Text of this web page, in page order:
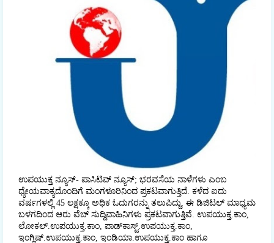
ಉಪಯುಕ್ತ ನ್ಯೂಸ್- ಪಾಸಿಟಿವ್ ನ್ಯೂಸ್; ಭರವಸೆಯ ನಾಳೆಗಳು ಎಂಬ
ಧ್ಯೇಯವಾಕ್ಯದೊಂದಿಗೆ ಮಂಗಳೂರಿನಿಂದ ಪ್ರಕಟವಾಗುತ್ತಿದೆ. ಕಳೆದ ಐದು
ವರ್ಷಗಳಲ್ಲಿ 45 ಲಕ್ಷಕ್ಕೂ ಅಧಿಕ ಓದುಗರನ್ನು ತಲುಪಿದ್ದು, ಈ ಡಿಜಿಟಲ್‌ ಮಾಧ್ಯಮ
ಬಳಗದಿಂದ ಆರು ವೆಬ್ ಸುದ್ದಿವಾಹಿನಿಗಳು ಪ್ರಕಟವಾಗುತ್ತಿವೆ. ಉಪಯುಕ್ತ.ಕಾಂ,
ಲೋಕಲ್‌.ಉಪಯುಕ್ತ.ಕಾಂ, ಪಾಡ್‌ಕಾಸ್ಟ್‌.ಉಪಯುಕ್ತ.ಕಾಂ,
ಇಂಗ್ಲಿಷ್.ಉಪಯುಕ್ತ.ಕಾಂ, ಇಂಡಿಯಾ.ಉಪಯುಕ್ತ.ಕಾಂ ಹಾಗೂ